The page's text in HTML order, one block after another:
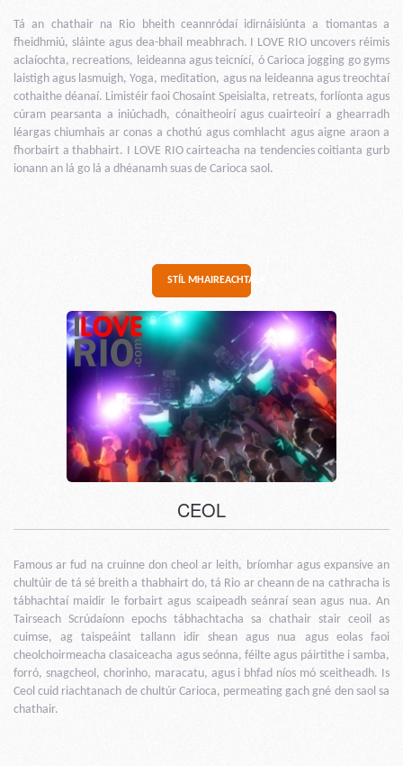
Tá an chathair na Rio bheith ceannródaí idirnáisiúnta a tiomantas a
fheidhmiú, sláinte agus dea-bhail meabhrach. I LOVE RIO uncovers réimis
aclaíochta, recreations, leideanna agus teicnící, ó Carioca jogging go gyms
laistigh agus lasmuigh, Yoga, meditation, agus na leideanna agus treochtaí
cothaithe déanaí. Limistéir faoi Chosaint Speisialta, retreats, forlíonta agus
cúram pearsanta a iniúchadh, cónaitheoirí agus cuairteoirí a ghearradh
léargas chiumhais ar conas a chothú agus comhlacht agus aigne araon a
fhorbairt a thabhairt. I LOVE RIO cairteacha na tendencies coitianta gurb
ionann an lá go lá a dhéanamh suas de Carioca saol.
STÍL MHAIREACHTÁLA
CEOL
Famous ar fud na cruinne don cheol ar leith, bríomhar agus expansive an
chultúir de tá sé breith a thabhairt do, tá Rio ar cheann de na cathracha is
tábhachtaí maidir le forbairt agus scaipeadh seánraí sean agus nua. An
Tairseach Scrúdaíonn epochs tábhachtacha sa chathair stair ceoil as
cuimse, ag taispeáint tallann idir shean agus nua agus eolas faoi
cheolchoirmeacha clasaiceacha agus seónna, féilte agus páirtithe i samba,
forró, snagcheol, chorinho, maracatu, agus i bhfad níos mó sceitheadh. Is
Ceol cuid riachtanach de chultúr Carioca, permeating gach gné den saol sa
chathair.